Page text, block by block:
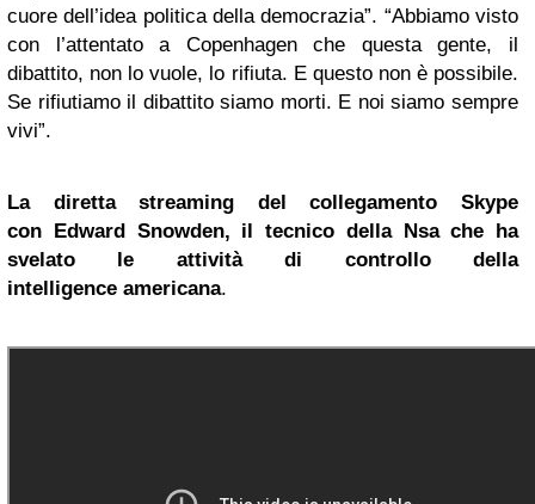
cuore dell’idea politica della democrazia”. “Abbiamo visto
con l’attentato a Copenhagen che questa gente, il
dibattito, non lo vuole, lo rifiuta. E questo non è possibile.
Se rifiutiamo il dibattito siamo morti. E noi siamo sempre
vivi”.
La diretta streaming del collegamento Skype
con Edward Snowden, il tecnico della Nsa che ha
svelato le attività di controllo della
intelligence americana.